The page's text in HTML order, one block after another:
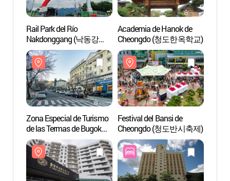
Rail Park del Río
Nakdonggang (낙동강
레일파크)
Academia de Hanok de
Cheongdo (청도한옥학교)
Zona Especial de Turismo
de las Termas de Bugok
(부곡온천 관광특구)
Festival del Bansi de
Cheongdo (청도반시축제)